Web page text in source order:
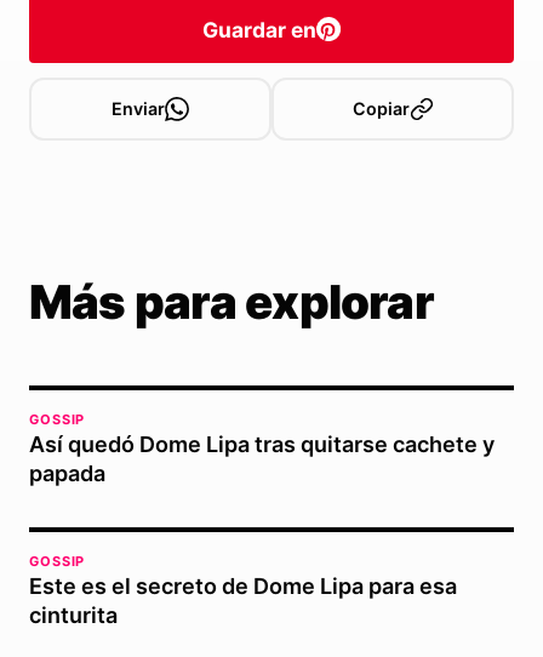
Guardar en
Enviar Copiar
Más para explorar
GOSSIP
Así quedó Dome Lipa tras quitarse cachete y
papada
GOSSIP
Este es el secreto de Dome Lipa para esa
cinturita